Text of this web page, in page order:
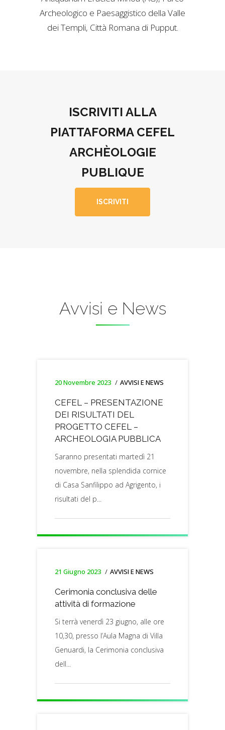
Archeologico e Paesaggistico della Valle
dei Templi, Città Romana di Pupput.
ISCRIVITI ALLA
PIATTAFORMA CEFEL
ARCHÈOLOGIE
PUBLIQUE
ISCRIVITI
Avvisi e News
20 Novembre 2023 AVVISI E NEWS
CEFEL – PRESENTAZIONE
DEI RISULTATI DEL
PROGETTO CEFEL –
ARCHEOLOGIA PUBBLICA
Saranno presentati martedì 21
novembre, nella splendida cornice
di Casa Sanfilippo ad Agrigento, i
risultati del p...
21 Giugno 2023 AVVISI E NEWS
Cerimonia conclusiva delle
attività di formazione
Si terrà venerdì 23 giugno, alle ore
10,30, presso l’Aula Magna di Villa
Genuardi, la Cerimonia conclusiva
dell...